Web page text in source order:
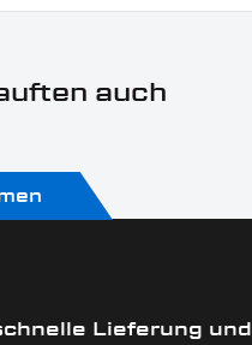
auch
Lieferung und